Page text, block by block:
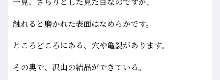
触れると磨かれた表面はなめらかです。
ところどころにある、穴や亀裂があります。
その奥で、沢山の結晶ができている。